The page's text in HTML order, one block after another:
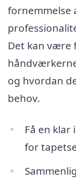
fornemmelse
Det kan være
og hvordan
behov.
Få en
for